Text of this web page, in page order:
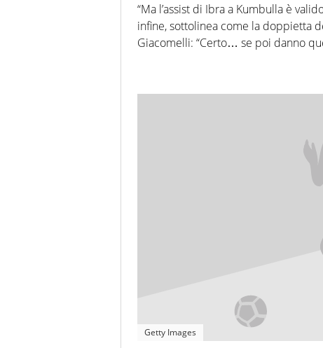
“Ma l’assist di Ibra a Kumbulla è
infine, sottolinea come la doppietta
Giacomelli: “Certo… se poi danno
Getty Images